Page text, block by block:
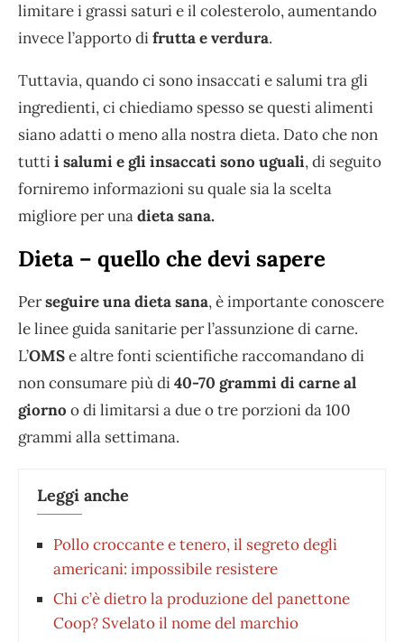
limitare i grassi saturi e il colesterolo, aumentando
invece l’apporto difrutta e verdura.
Tuttavia, quando ci sono insaccati e salumi tra gli
ingredienti, ci chiediamo spesso se questi alimenti
siano adatti o meno alla nostra dieta. Dato che non
tuttii salumi e gli insaccati sono uguali, di seguito
forniremo informazioni su quale sia la scelta
migliore per unadieta sana.
Dieta – quello che devi sapere
Perseguire una dieta sana, è importante conoscere
le linee guida sanitarie per l’assunzione di carne.
L’OMSe altre fonti scientifiche raccomandano di
non consumare più di40-70 grammi di carne al
giorno o di limitarsi a due o tre porzioni da 100
grammi alla settimana.
Leggi anche
Pollo croccante e tenero, il segreto degli
americani: impossibile resistere
Chi c’è dietro la produzione del panettone
Coop? Svelato il nome del marchio